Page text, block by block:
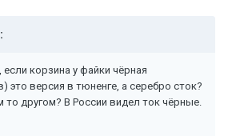
корзина у файки чёрная
это версия в тюненге, а серебро сток?
то другом? В России видел ток чёрные.